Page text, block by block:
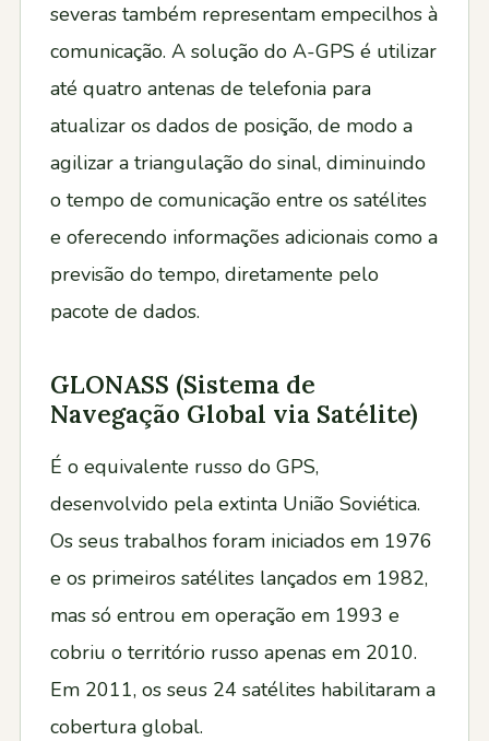
severas também representam empecilhos à
comunicação. A solução do A-GPS é utilizar
até quatro antenas de telefonia para
atualizar os dados de posição, de modo a
agilizar a triangulação do sinal, diminuindo
o tempo de comunicação entre os satélites
e oferecendo informações adicionais como a
previsão do tempo, diretamente pelo
pacote de dados.
GLONASS (Sistema de
Navegação Global via Satélite)
É o equivalente russo do GPS,
desenvolvido pela extinta União Soviética.
Os seus trabalhos foram iniciados em 1976
e os primeiros satélites lançados em 1982,
mas só entrou em operação em 1993 e
cobriu o território russo apenas em 2010.
Em 2011, os seus 24 satélites habilitaram a
cobertura global.